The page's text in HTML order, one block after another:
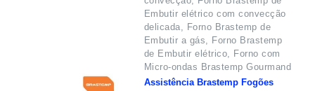
Embutir elétrico com convecção
delicada, Forno Brastemp de
Embutir a gás, Forno Brastemp
de Embutir elétrico, Forno com
Micro-ondas Brastemp Gourmand
Assistência Brastemp Fogões